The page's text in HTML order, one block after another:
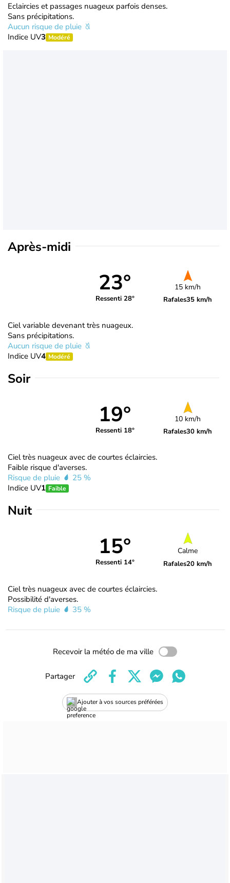
Eclaircies et passages nuageux parfois denses.
Sans précipitations.
Aucun risque de pluie
Indice UV3 Modéré
Après-midi
23°
Ressenti 28°
15 km/h
Rafales35 km/h
Ciel variable devenant très nuageux.
Sans précipitations.
Aucun risque de pluie
Indice UV4 Modéré
Soir
19°
Ressenti 18°
10 km/h
Rafales30 km/h
Ciel très nuageux avec de courtes éclaircies.
Faible risque d'averses.
Risque de pluie
25 %
Indice UV1 Faible
Nuit
15°
Ressenti 14°
Calme
Rafales20 km/h
Ciel très nuageux avec de courtes éclaircies.
Possibilité d'averses.
Risque de pluie
35 %
Recevoir la météo de ma ville
Ajouter à vos sources préférées
Partager